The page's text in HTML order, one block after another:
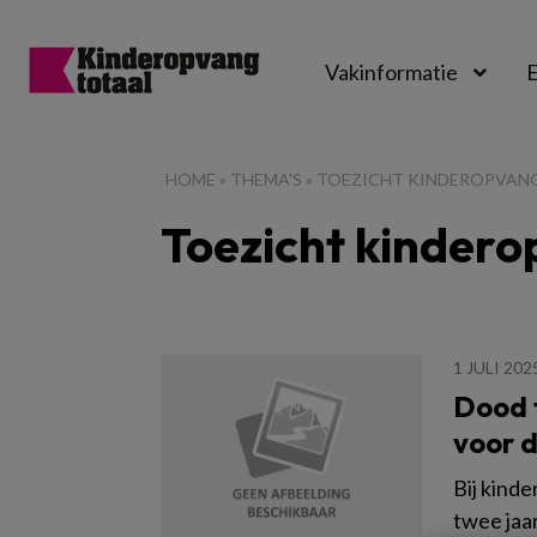
Vakinformatie
HOME » THEMA'S » TOEZICHT
Toezicht
1 JULI
Dood
voor
Bij
twee